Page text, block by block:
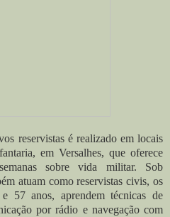
reservistas é realizado em locais
em Versalhes, que oferece
sobre vida militar. Sob
atuam como reservistas civis, os
57 anos, aprendem técnicas de
por rádio e navegação com